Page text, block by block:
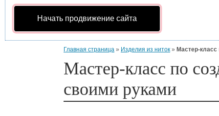
Начать продвижение сайта
Главная страница » Изделия из ниток » Мастер-
Мастер-класс по
своими руками